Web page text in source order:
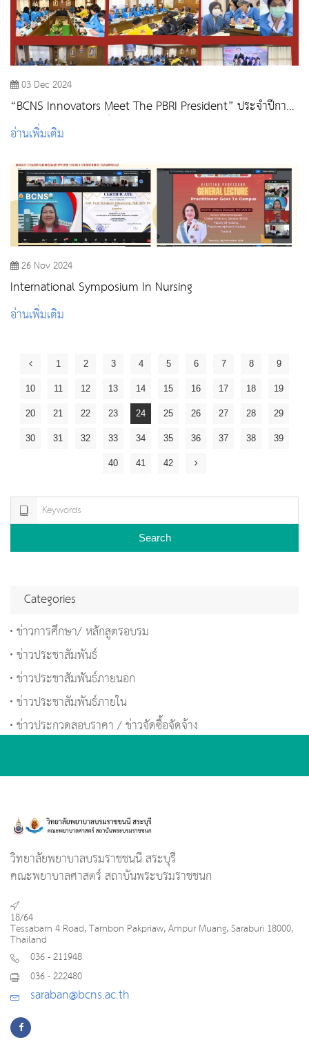
03 Dec 2024
“BCNS Innovators Meet The PBRI President” ประจำปีการ
ศึกษา 2567 : อาจารย์และบุคลากรสายสนับสนุน
อ่านเพิ่มเติม
26 Nov 2024
International Symposium In Nursing
อ่านเพิ่มเติม
1 2 3 4 5 6 7 8 9
10 11 12 13 14 15 16 17 18 19
20 21 22 23 24 25 26 27 28 29
30 31 32 33 34 35 36 37 38 39
40 41 42
Search
Categories
ข่าวการศึกษา/ หลักสูตรอบรม
ข่าวประชาสัมพันธ์
ข่าวประชาสัมพันธ์ภายนอก
ข่าวประชาสัมพันธ์ภายใน
ข่าวประกวดสอบราคา / ข่าวจัดซื้อจัดจ้าง
วิทยาลัยพยาบาลบรมราชชนนี สระบุรี
คณะพยาบาลศาสตร์ สถาบันพระบรมราชชนก
18/64
Tessabarn 4 Road, Tambon Pakpriaw, Ampur Muang, Saraburi 18000,
Thailand
036 - 211948
036 - 222480
saraban@bcns.ac.th